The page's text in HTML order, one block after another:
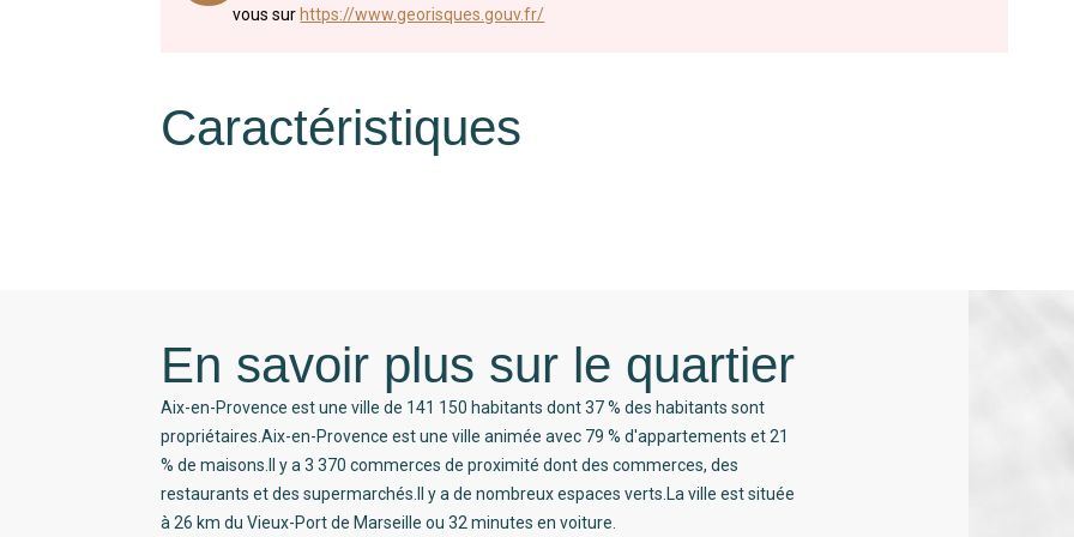
vous sur https://www.georisques.gouv.fr/
Caractéristiques
En savoir plus sur le quartier
Aix-en-Provence est une ville de 141 150 habitants dont 37 % des habitants sont
propriétaires.Aix-en-Provence est une ville animée avec 79 % d'appartements et 21
% de maisons.Il y a 3 370 commerces de proximité dont des commerces, des
restaurants et des supermarchés.Il y a de nombreux espaces verts.La ville est située
à 26 km du Vieux-Port de Marseille ou 32 minutes en voiture.